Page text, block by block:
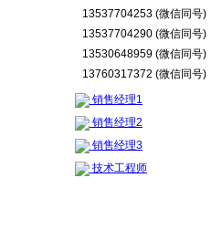
13537704253 (微信同号)
13537704290 (微信同号)
13530648959 (微信同号)
13760317372 (微信同号)
销售经理1
销售经理2
销售经理3
技术工程师